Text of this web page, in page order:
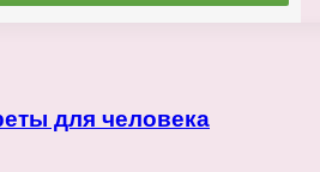
для человека